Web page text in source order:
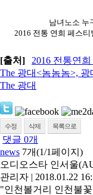
남녀노소 누
2016 전통 연희 페스티
[출처]
2016 전통연
The 광대<놈놈놈>,
The 광대
수정 삭제 목록으로
댓글 0개
news 7개(1/1페이지)
오디오스타 인서울
관리자 | 2018.01.22
"인천볼거리 인천불